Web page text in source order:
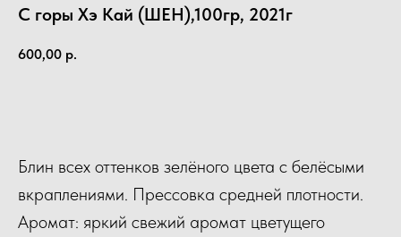
С горы Хэ Кай (ШЕН),100гр, 2021г
600,00 р.
Блин всех оттенков зелёного цвета с белёсыми
вкраплениями. Прессовка средней плотности.
Аромат: яркий свежий аромат цветущего